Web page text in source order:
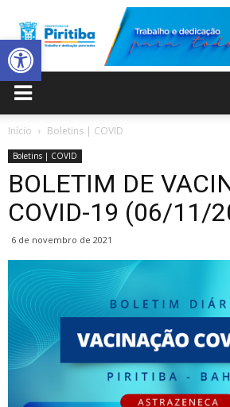
Abrir a barra de ferramentas
Municipal
Piritiba
Início Boletins | COVID
Boletins | COVID
BOLETIM DE
COVID-19 (06/11/
6 de novembro de 2021